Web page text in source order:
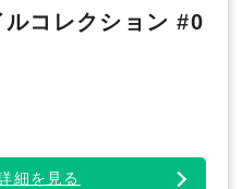
コレクション #0
細を見る